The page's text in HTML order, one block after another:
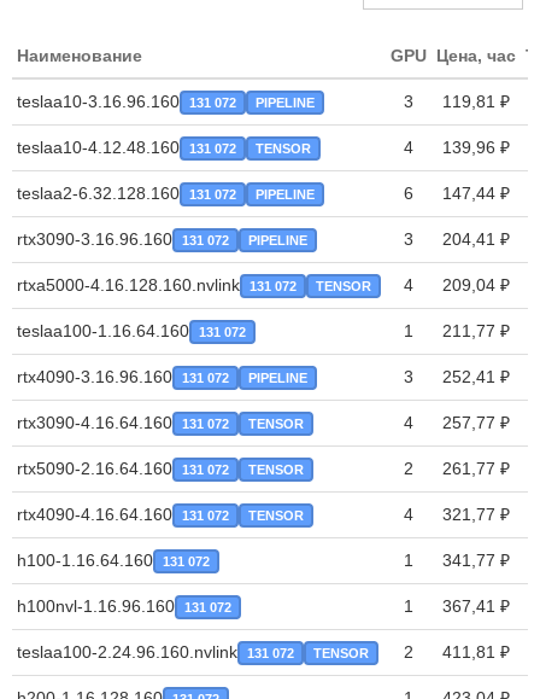
Наименование GPU Цена, час
teslaa10-3.16.96.160 131 072 PIPELINE 3 119,81 ₽
teslaa10-4.12.48.160 131 072 TENSOR 4 139,96 ₽
teslaa2-6.32.128.160 131 072 PIPELINE 6 147,44 ₽
rtx3090-3.16.96.160 131 072 PIPELINE 3 204,41 ₽
rtxa5000-4.16.128.160.nvlink 131 072 TENSOR 4 209,04 ₽
teslaa100-1.16.64.160 131 072 1 211,77 ₽
rtx4090-3.16.96.160 131 072 PIPELINE 3 252,41 ₽
rtx3090-4.16.64.160 131 072 TENSOR 4 257,77 ₽
rtx5090-2.16.64.160 131 072 TENSOR 2 261,77 ₽
rtx4090-4.16.64.160 131 072 TENSOR 4 321,77 ₽
h100-1.16.64.160 131 072 1 341,77 ₽
h100nvl-1.16.96.160 131 072 1 367,41 ₽
teslaa100-2.24.96.160.nvlink 131 072 TENSOR 2 411,81 ₽